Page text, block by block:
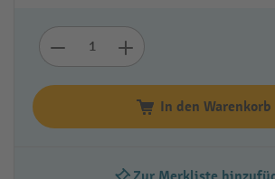
In den Warenkorb